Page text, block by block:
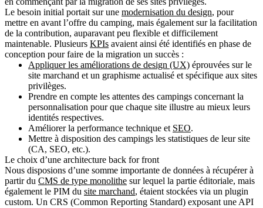
Le besoin initial portait sur une modernisation du design, pour
mettre en avant l’offre du camping, mais également sur la facilitation
de la contribution, auparavant peu flexible et difficilement
maintenable. Plusieurs KPIs avaient ainsi été identifiés en phase de
conception pour faire de la migration un succès :
Appliquer les améliorations de design (UX) éprouvées sur le
site marchand et un graphisme actualisé et spécifique aux sites
privilèges.
Prendre en compte les attentes des campings concernant la
personnalisation pour que chaque site illustre au mieux leurs
identités respectives.
Améliorer la performance technique et SEO.
Mettre à disposition des campings les statistiques de leur site
(CA, SEO, etc.).
Le choix d’une architecture back for front
Nous disposions d’une somme importante de données à récupérer à
partir du CMS de type monolithe sur lequel la partie éditoriale, mais
également le PIM du site marchand, étaient stockées via un plugin
custom. Un CRS (Common Reporting Standard) exposant une API